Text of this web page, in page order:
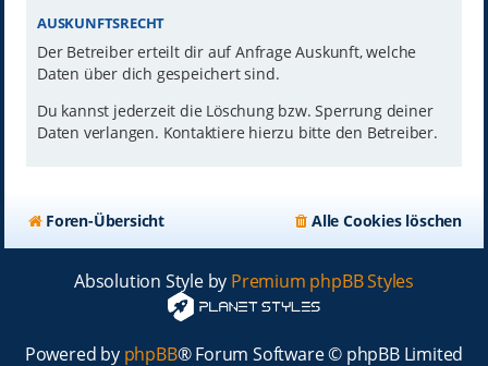
AUSKUNFTSRECHT
Der Betreiber erteilt dir auf Anfrage Auskunft, welche
Daten über dich gespeichert sind.
Du kannst jederzeit die Löschung bzw. Sperrung deiner
Daten verlangen. Kontaktiere hierzu bitte den Betreiber.
Foren-Übersicht Alle Cookies löschen
Absolution Style by Premium phpBB Styles
Powered by phpBB® Forum Software © phpBB Limited